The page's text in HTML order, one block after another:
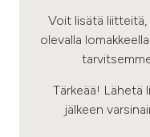
Voit lisätä liitteitä,
olevalla
Tärkeää! Lähetä
jälkeen